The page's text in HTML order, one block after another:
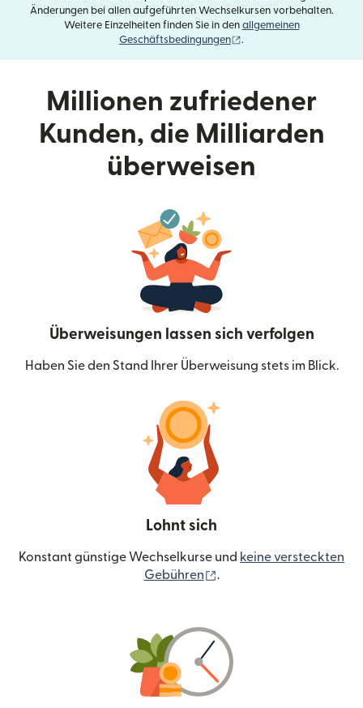
Änderungen bei allen aufgeführten Wechselkursen vorbehalten.
Weitere Einzelheiten finden Sie in den allgemeinen
Geschäftsbedingungen
.
Millionen zufriedener
Kunden, die Milliarden
überweisen
Überweisungen lassen sich verfolgen
Haben Sie den Stand Ihrer Überweisung stets im Blick.
Lohnt sich
Konstant günstige Wechselkurse und keine versteckten
Gebühren
.